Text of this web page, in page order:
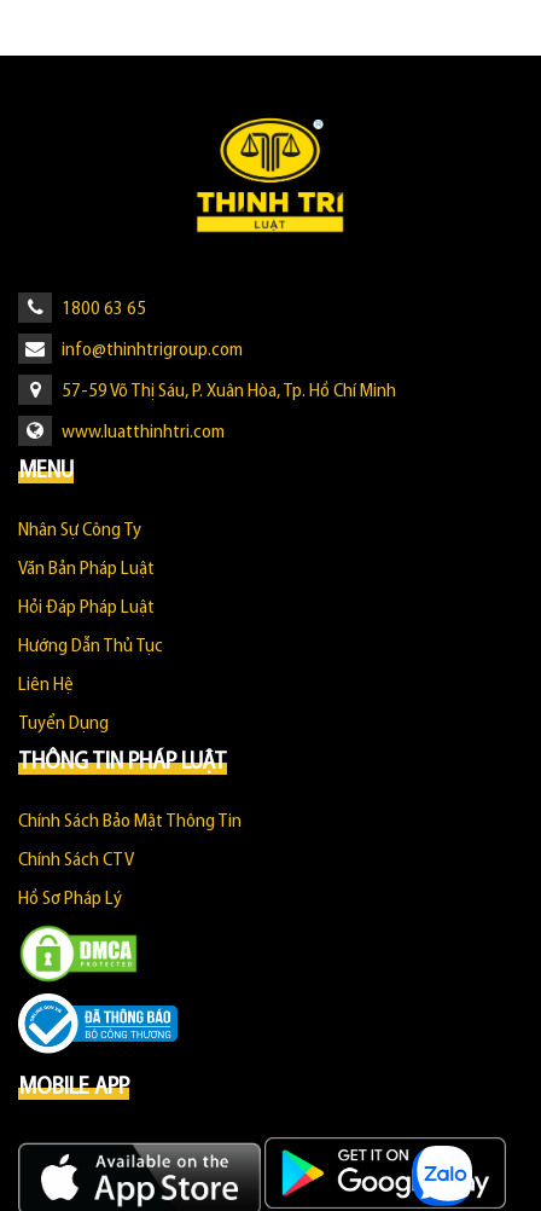
1800 63 65
info@thinhtrigroup.com
57-59 Võ Thị Sáu, P. Xuân Hòa, Tp. Hồ Chí Minh
www.luatthinhtri.com
MENU
Nhân Sự Công Ty
Văn Bản Pháp Luật
Hỏi Đáp Pháp Luật
Hướng Dẫn Thủ Tục
Liên Hệ
Tuyển Dụng
THÔNG TIN PHÁP LUẬT
Chính Sách Bảo Mật Thông Tin
Chính Sách CTV
Hồ Sơ Pháp Lý
MOBILE APP